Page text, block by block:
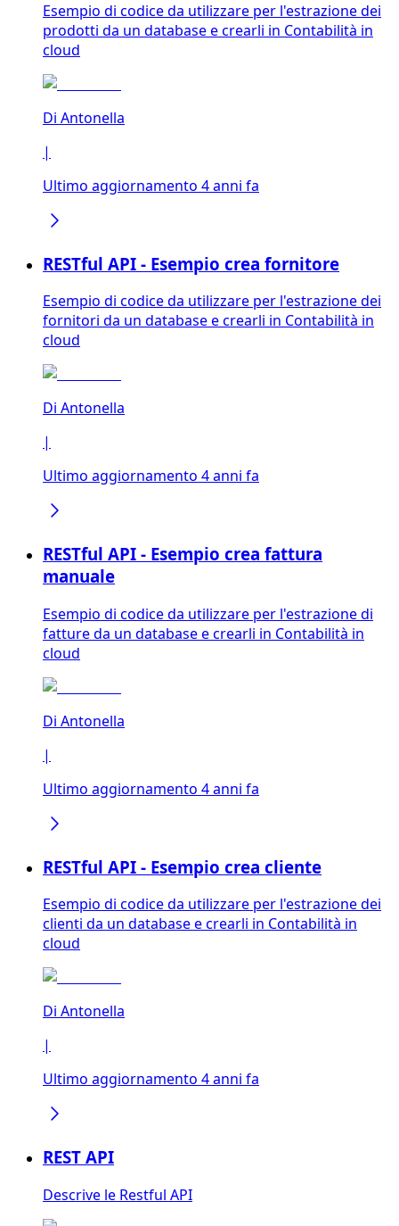
Esempio di codice da utilizzare per l'estrazione dei
prodotti da un database e crearli in Contabilità in
cloud
Di Antonella
|
Ultimo aggiornamento 4 anni fa
RESTful API - Esempio crea fornitore
Esempio di codice da utilizzare per l'estrazione dei
fornitori da un database e crearli in Contabilità in
cloud
Di Antonella
|
Ultimo aggiornamento 4 anni fa
RESTful API - Esempio crea fattura
manuale
Esempio di codice da utilizzare per l'estrazione di
fatture da un database e crearli in Contabilità in
cloud
Di Antonella
|
Ultimo aggiornamento 4 anni fa
RESTful API - Esempio crea cliente
Esempio di codice da utilizzare per l'estrazione dei
clienti da un database e crearli in Contabilità in
cloud
Di Antonella
|
Ultimo aggiornamento 4 anni fa
REST API
Descrive le Restful API